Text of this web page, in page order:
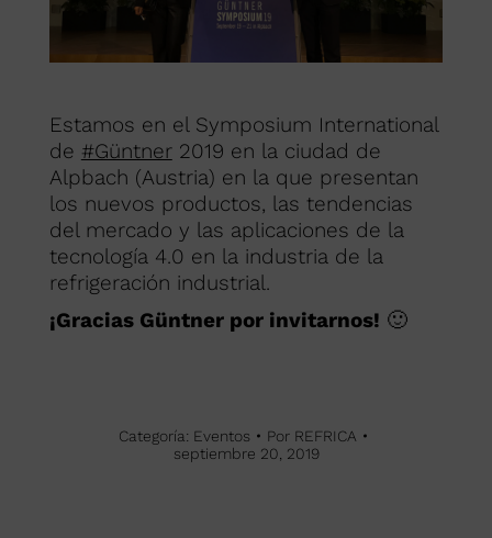
Estamos en el Symposium International
de #Güntner2019 en la ciudad de
Alpbach (Austria) en la que presentan
los nuevos productos, las tendencias
del mercado y las aplicaciones de la
tecnología 4.0 en la industria de la
refrigeración industrial.
¡Gracias Güntner por invitarnos! 🙂
Categoría: Eventos Por REFRICA
septiembre 20, 2019